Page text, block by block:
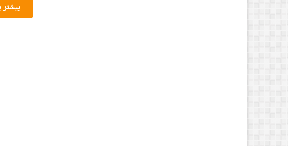
بیشتر